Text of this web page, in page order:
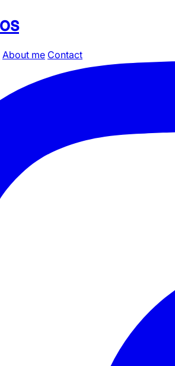
About me Contact